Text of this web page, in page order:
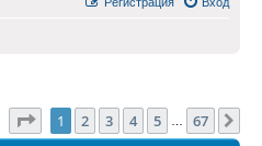
Страница1 из 67
1 2 3 4 5 67